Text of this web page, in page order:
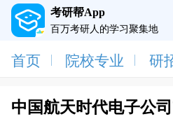
考研帮App
百万考研人的学习聚集地
首页 院校专业 研
中国航天时代电子公